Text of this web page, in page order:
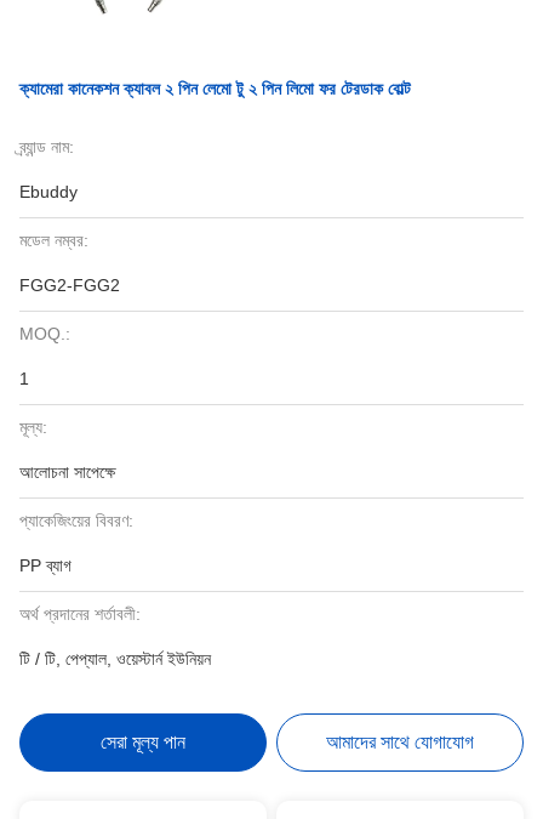
ক্যামেরা কানেকশন ক্যাবল ২ পিন লেমো টু ২ পিন লিমো ফর টেরডাক বোল্ট
ব্র্যান্ড নাম:
Ebuddy
মডেল নম্বর:
FGG2-FGG2
MOQ.:
1
মূল্য:
আলোচনা সাপেক্ষে
প্যাকেজিংয়ের বিবরণ:
PP ব্যাগ
অর্থ প্রদানের শর্তাবলী:
টি / টি, পেপ্যাল, ওয়েস্টার্ন ইউনিয়ন
সেরা মূল্য পান আমাদের সাথে যোগাযোগ